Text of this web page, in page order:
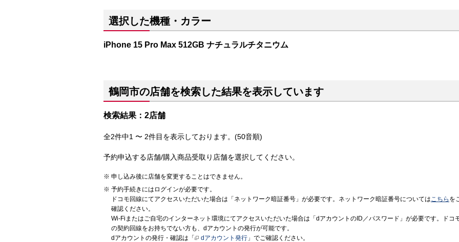
選択した機種・カラー
iPhone 15 Pro Max 512GB ナチュラルチタニウム
鶴岡市の店舗を検索した結果を表示しています
検索結果：2店舗
全2件中1 〜 2件目を表示しております。(50音順)
予約申込する店舗/購入商品受取り店舗を選択してください。
申し込み後に店舗を変更することはできません。
予約手続きにはログインが必要です。
ドコモ回線にてアクセスいただいた場合は「ネットワーク暗証番号」が必要です。ネットワーク暗証番号についてはこちら を
確認ください。
Wi-Fiまたはご自宅のインターネット環境にてアクセスいただいた場合は「dアカウントのID／パスワード」が必要です。ドコ
の契約回線をお持ちでない方も、dアカウントの発行が可能です。
dアカウントの発行・確認は「
dアカウント発行 」でご確認ください。